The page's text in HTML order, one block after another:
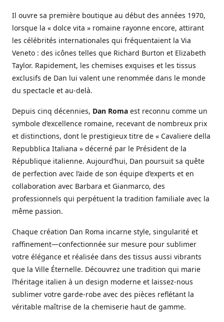
Il ouvre sa première boutique au début des années 1970,
lorsque la « dolce vita » romaine rayonne encore, attirant
les célébrités internationales qui fréquentaient la Via
Veneto : des icônes telles que Richard Burton et Elizabeth
Taylor. Rapidement, les chemises exquises et les tissus
exclusifs de Dan lui valent une renommée dans le monde
du spectacle et au-delà.
Depuis cinq décennies, Dan Roma est reconnu comme un
symbole d’excellence romaine, recevant de nombreux prix
et distinctions, dont le prestigieux titre de « Cavaliere della
Repubblica Italiana » décerné par le Président de la
République italienne. Aujourd’hui, Dan poursuit sa quête
de perfection avec l’aide de son équipe d’experts et en
collaboration avec Barbara et Gianmarco, des
professionnels qui perpétuent la tradition familiale avec la
même passion.
Chaque création Dan Roma incarne style, singularité et
raffinement—confectionnée sur mesure pour sublimer
votre élégance et réalisée dans des tissus aussi vibrants
que la Ville Éternelle. Découvrez une tradition qui marie
l’héritage italien à un design moderne et laissez-nous
sublimer votre garde-robe avec des pièces reflétant la
véritable maîtrise de la chemiserie haut de gamme.